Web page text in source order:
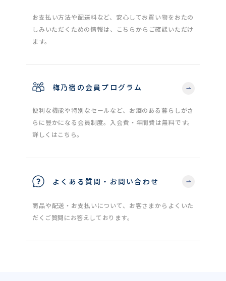
お支払い方法や配送料など、安心してお買い物をおたの
しみいただくための情報は、こちらからご確認いただけ
ます。
梅乃宿の会員プログラム
便利な機能や特別なセールなど、お酒のある暮らしがさ
らに豊かになる会員制度。入会費・年間費は無料です。
詳しくはこちら。
よくある質問・お問い合わせ
商品や配送・お支払いについて、お客さまからよくいた
だくご質問にお答えしております。